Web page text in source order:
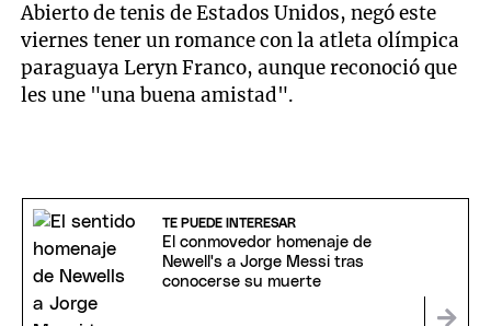
Abierto de tenis de Estados Unidos, negó este
viernes tener un romance con la atleta olímpica
paraguaya Leryn Franco, aunque reconoció que
les une "una buena amistad".
TE PUEDE INTERESAR
El conmovedor homenaje de
Newell's a Jorge Messi tras
conocerse su muerte